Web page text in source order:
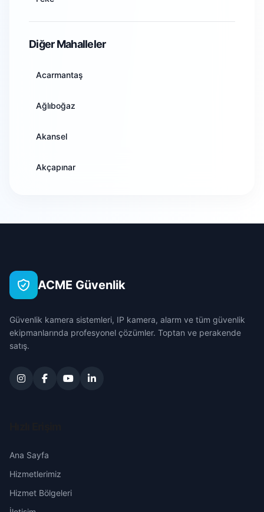
Bilecik
Bingöl
Bitlis
Bolu
Burdur
Çorum
Denizli
Edirne
Erzurum
Tufanbeyli
Yüreğir
Diğer Mahalleler
Acarmantaş
Ağlıboğaz
Akansel
Akçapınar
Arıkan
Aslanlı
Ayşehoca
Boz
ACME Güvenlik
Güvenlik kamera sistemleri, IP kamera, alarm ve tüm güvenlik
ekipmanlarında profesyonel çözümler. Toptan ve perakende
satış.
Ana Sayfa
Hizmetlerimiz
Hizmet Bölgeleri